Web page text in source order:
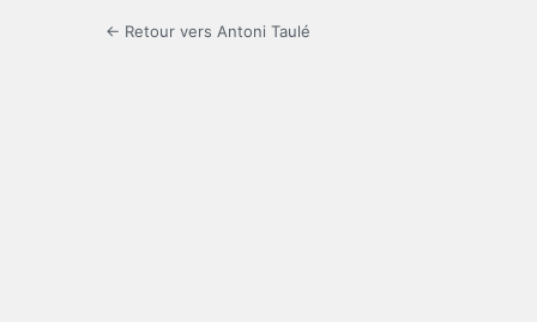
← Retour vers Antoni Taulé